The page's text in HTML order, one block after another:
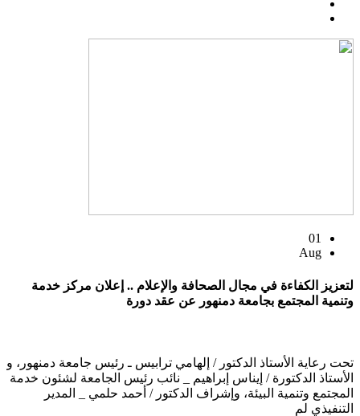
01
Aug
لتعزيز الكفاءة في مجال الصحافة والإعلام .. إعلان مركز خدمة
وتنمية المجتمع بجامعة دمنهور عن عقد دورة
تحت رعاية الأستاذ الدكتور / إلهامي ترابيس ـ رئيس جامعة دمنهور، و
الأستاذ الدكتورة / إيناس إبراهيم _ نائب رئيس الجامعة لشئون خدمة
المجتمع وتنمية البيئة، وإشراف الدكتور / أحمد حلمي _ المدير
التنفيذي لم